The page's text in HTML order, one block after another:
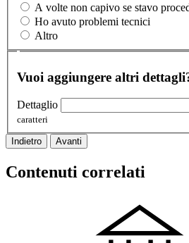
A volte non capivo se stavo
Ho avuto problemi tecnici
Altro
Vuoi aggiungere altri
Dettaglio
caratteri
Indietro Avanti
Contenuti correlati